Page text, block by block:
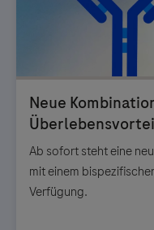
Ab sofort steht eine
mit einem
Verfügung.